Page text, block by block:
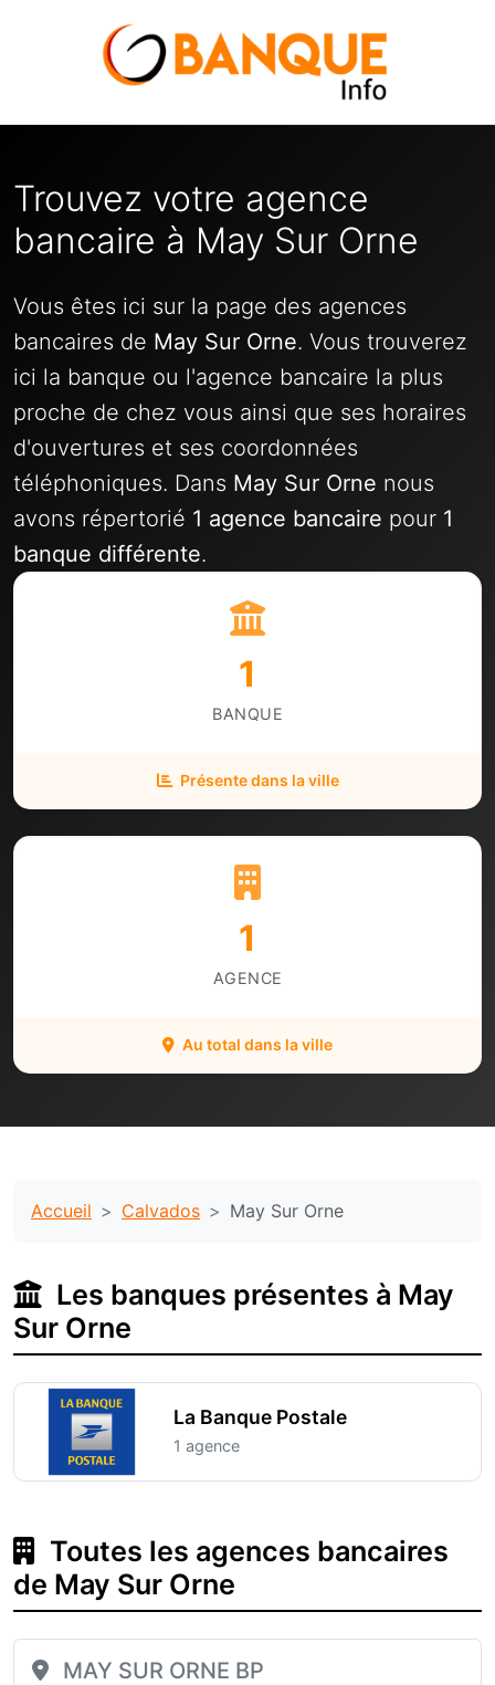
Trouvez votre agence
bancaire à May Sur Orne
Vous êtes ici sur la page des agences
bancaires de May Sur Orne. Vous trouverez
ici la banque ou l'agence bancaire la plus
proche de chez vous ainsi que ses horaires
d'ouvertures et ses coordonnées
téléphoniques. Dans May Sur Orne nous
avons répertorié 1 agence bancaire pour 1
banque différente.
1
BANQUE
Présente dans la ville
1
AGENCE
Au total dans la ville
Accueil Calvados May Sur Orne
Les banques présentes à May
Sur Orne
La Banque Postale
1 agence
Toutes les agences bancaires
de May Sur Orne
MAY SUR ORNE BP